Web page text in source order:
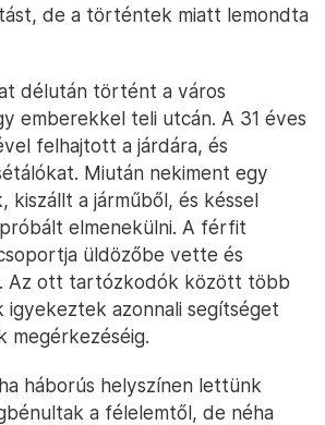
de a történtek miatt lemondta
délután történt a város
emberekkel teli utcán. A 31 éves
felhajtott a járdára, és
Miután nekiment egy
kiszállt a járműből, és késsel
elmenekülni. A férfit
üldözőbe vette és
Az ott tartózkodók között több
igyekeztek azonnali segítséget
megérkezéséig.
háborús helyszínen lettünk
a félelemtől, de néha